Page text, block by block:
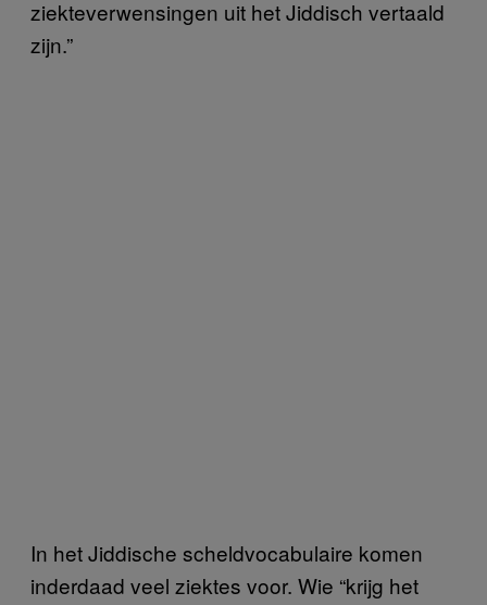
ziekteverwensingen uit het Jiddisch vertaald
zijn.”
In het Jiddische scheldvocabulaire komen
inderdaad veel ziektes voor. Wie “krijg het